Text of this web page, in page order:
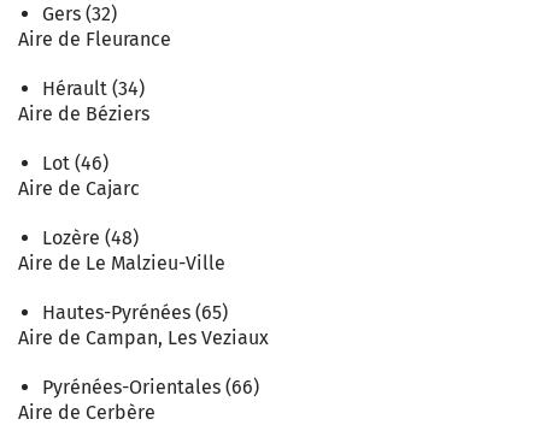
Gers (32)
Aire de Fleurance
Hérault (34)
Aire de Béziers
Lot (46)
Aire de Cajarc
Lozère (48)
Aire de Le Malzieu-Ville
Hautes-Pyrénées (65)
Aire de Campan, Les Veziaux
Pyrénées-Orientales (66)
Aire de Cerbère